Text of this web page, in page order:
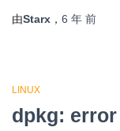
由Starx ， 6 年 前
LINUX
dpkg: